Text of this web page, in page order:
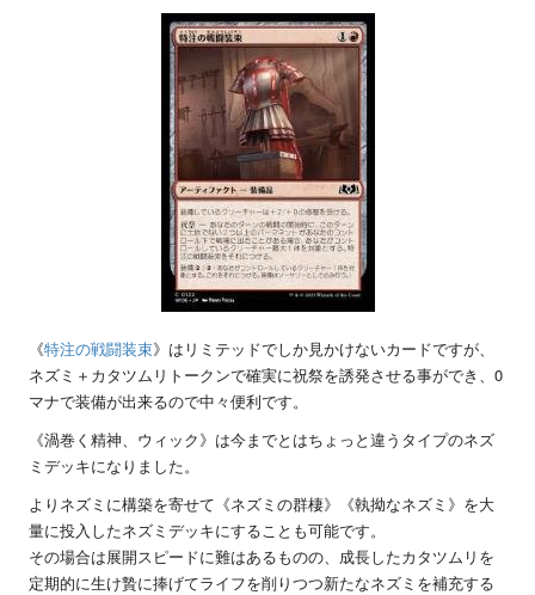
《特注の戦闘装束》はリミテッドでしか見かけないカードですが、
ネズミ＋カタツムリトークンで確実に祝祭を誘発させる事ができ、0
マナで装備が出来るので中々便利です。
《渦巻く精神、ウィック》は今までとはちょっと違うタイプのネズ
ミデッキになりました。
よりネズミに構築を寄せて《ネズミの群棲》《執拗なネズミ》を大
量に投入したネズミデッキにすることも可能です。
その場合は展開スピードに難はあるものの、成長したカタツムリを
定期的に生け贄に捧げてライフを削りつつ新たなネズミを補充する